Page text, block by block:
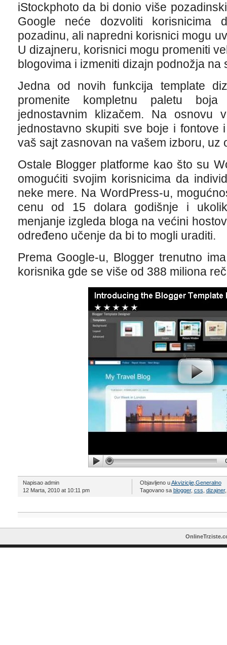
iStockphoto da bi donio više
Google neće dozvoliti
pozadinu, ali napredni korisnici mogu
U dizajneru, korisnici mogu promeniti
blogovima i izmeniti dizajn podnožja na
Jedna od novih funkcija template
promenite kompletnu paletu
jednostavnim klizačem. Na osnovu
jednostavno skupiti sve boje i fontove
vaš sajt zasnovan na vašem izboru, uz
Ostale Blogger platforme kao što su
omogućiti svojim korisnicima da
neke mere. Na WordPress-u,
cenu od 15 dolara godišnje i
menjanje izgleda bloga na većini
određeno učenje da bi to mogli uraditi.
Prema Google-u, Blogger trenutno
korisnika gde se više od 388 miliona
Napisao admin
12 Marta, 2010 at 10:11 pm
Objavljeno uAkvizicije, Generalno
Tagovano sa blogger, css dizajner